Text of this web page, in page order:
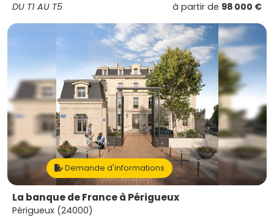
DU T1 AU T5
à partir de 98 000 €
Demande d'informations
La banque de France à Périgueux
Périgueux (24000)